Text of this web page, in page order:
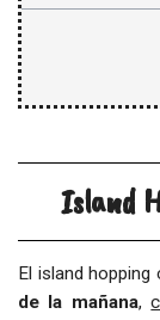
Island
El island hopping
de la mañana,